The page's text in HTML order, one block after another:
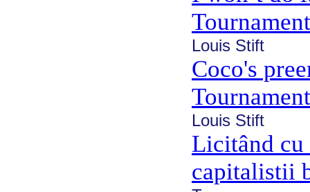
Louis Stift
Coco's
Louis Stift
Licitând
capitalistii